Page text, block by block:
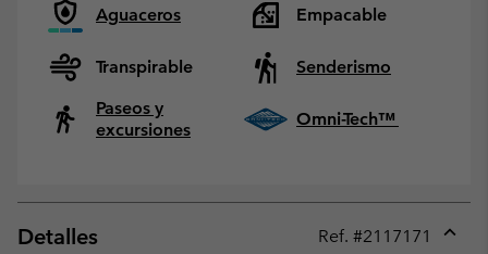
Aguaceros Empacable
Transpirable
Senderismo
Paseos y
excursiones
Omni-Tech™
Detalles Ref. #2117171